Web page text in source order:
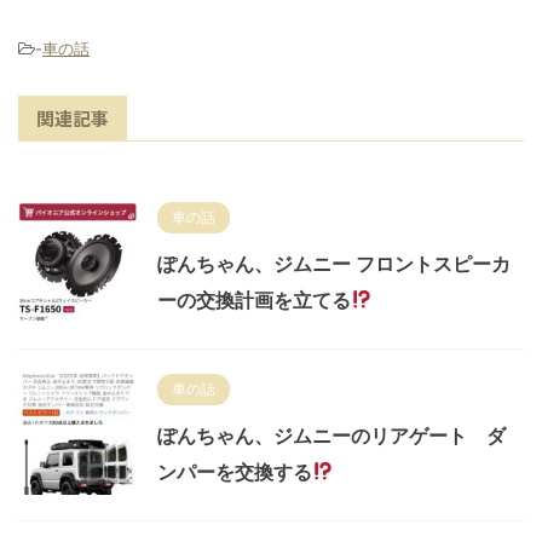
-車の話
関連記事
車の話
ぽんちゃん、ジムニー フロントスピーカ
ーの交換計画を立てる
車の話
ぽんちゃん、ジムニーのリアゲート ダ
ンパーを交換する